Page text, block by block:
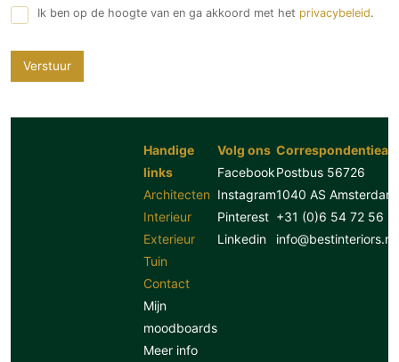
Ik ben op de hoogte van en ga akkoord met het privacybeleid.
Verstuur
Handige
links
Architecten
Interieur
Exterieur
Tuin
Contact
Mijn
moodboards
Meer info
Volg ons
Facebook
Instagram
Pinterest
Linkedin
Postbus 56726
1040 AS Amsterdam
+31 (0)6 54 72 56
info@bestinteriors.nl